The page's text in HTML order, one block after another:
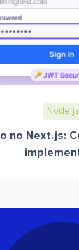
Node.js
no Next.js: